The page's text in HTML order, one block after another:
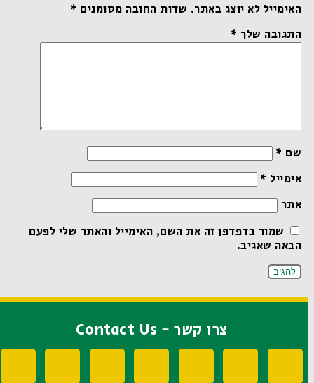
האימייל לא יוצג באתר.שדות החובה מסומנים*
התגובה שלך*
שם*
אימייל*
אתר
שמור בדפדפן זה את השם, האימייל והאתר שלי לפעם
הבאה שאגיב.
צרו קשר - Contact Us